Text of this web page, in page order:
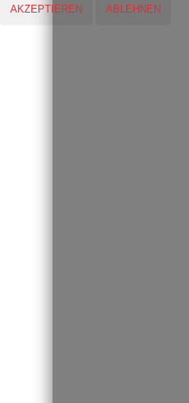
AKZEPTIEREN ABLEHNEN